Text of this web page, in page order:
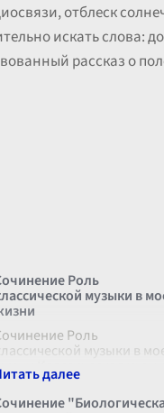
отблеск
искать слова:
рассказ о
Роль
музыки в
Роль
музыки в
Классическая музыка
особое место в
жизни, оказывая